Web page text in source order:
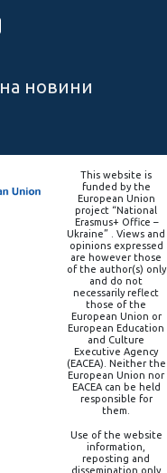
новини
This website is
funded by the
European Union
project “National
Erasmus+ Office –
Ukraine” . Views and
opinions expressed
are however those
of the author(s) only
and do not
necessarily reflect
those of the
European Union or
European Education
and Culture
Executive Agency
(EACEA). Neither the
European Union nor
EACEA can be held
responsible for
them.
Use of the website
information,
reposting and
dissemination only